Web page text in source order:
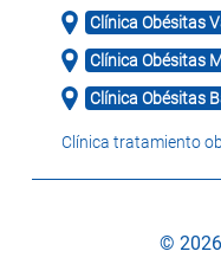
Clínica Obésitas
Clínica Obésitas
Clínica Obésitas
Clínica tratamiento
©